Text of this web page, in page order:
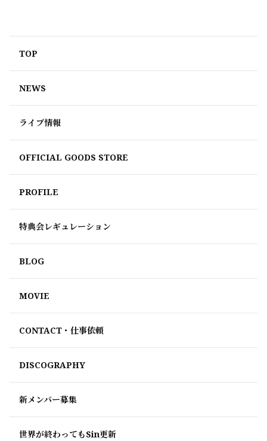
TOP
NEWS
ライブ情報
OFFICIAL GOODS STORE
PROFILE
特典会レギュレーション
BLOG
MOVIE
CONTACT・仕事依頼
DISCOGRAPHY
新メンバー募集
世界が終わってもSin更新